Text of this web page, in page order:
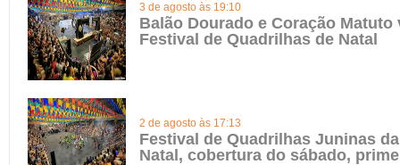
3 de agosto às 19:10
Balão Dourado e Coração Matuto
Festival de Quadrilhas de Natal
2 de agosto às 17:13
Festival de Quadrilhas Juninas
Natal, cobertura do sábado,